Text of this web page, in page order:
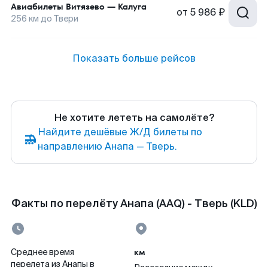
Авиабилеты Витязево — Калуга
256 км до Твери от 5 986 ₽
Показать больше рейсов
Не хотите лететь на самолёте?
Найдите дешёвые Ж/Д билеты по
направлению Анапа — Тверь.
Факты по перелёту Анапа (AAQ) - Тверь (KLD)
Среднее время
перелета из Анапы в
км